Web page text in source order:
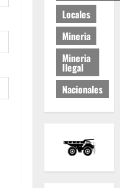
Locales
Mineria
Mineria
Ilegal
Nacionales